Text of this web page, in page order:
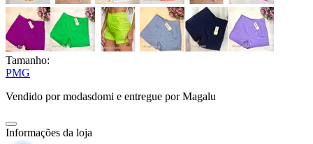
Tamanho:
PMG
Vendido pormodasdomi e entregue por Magalu
Informações da loja